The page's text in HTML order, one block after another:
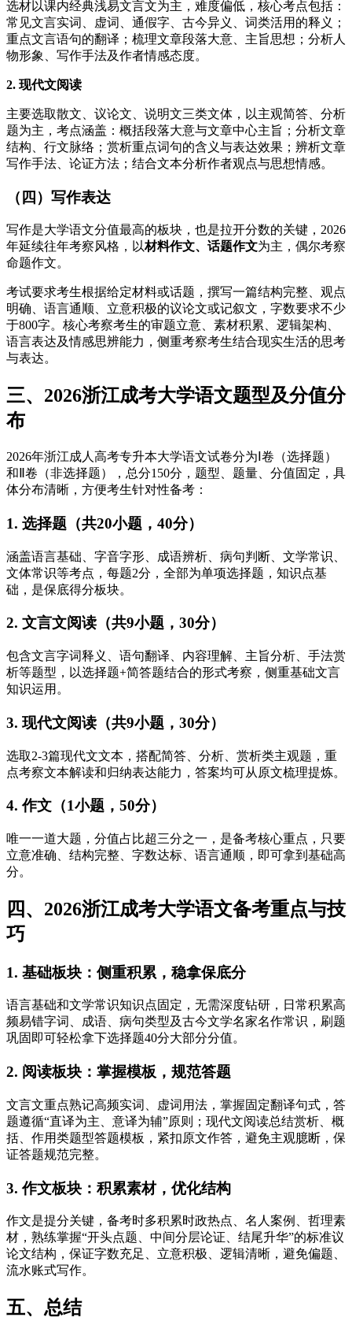
选材以课内经典浅易文言文为主，难度偏低，核心考点包括：
常见文言实词、虚词、通假字、古今异义、词类活用的释义；
重点文言语句的翻译；梳理文章段落大意、主旨思想；分析人
物形象、写作手法及作者情感态度。
2. 现代文阅读
主要选取散文、议论文、说明文三类文体，以主观简答、分析
题为主，考点涵盖：概括段落大意与文章中心主旨；分析文章
结构、行文脉络；赏析重点词句的含义与表达效果；辨析文章
写作手法、论证方法；结合文本分析作者观点与思想情感。
（四）写作表达
写作是大学语文分值最高的板块，也是拉开分数的关键，2026
年延续往年考察风格，以材料作文、话题作文为主，偶尔考察
命题作文。
考试要求考生根据给定材料或话题，撰写一篇结构完整、观点
明确、语言通顺、立意积极的议论文或记叙文，字数要求不少
于800字。核心考察考生的审题立意、素材积累、逻辑架构、
语言表达及情感思辨能力，侧重考察考生结合现实生活的思考
与表达。
三、2026浙江成考大学语文题型及分值分
布
2026年浙江成人高考专升本大学语文试卷分为Ⅰ卷（选择题）
和Ⅱ卷（非选择题），总分150分，题型、题量、分值固定，具
体分布清晰，方便考生针对性备考：
1. 选择题（共20小题，40分）
涵盖语言基础、字音字形、成语辨析、病句判断、文学常识、
文体常识等考点，每题2分，全部为单项选择题，知识点基
础，是保底得分板块。
2. 文言文阅读（共9小题，30分）
包含文言字词释义、语句翻译、内容理解、主旨分析、手法赏
析等题型，以选择题+简答题结合的形式考察，侧重基础文言
知识运用。
3. 现代文阅读（共9小题，30分）
选取2-3篇现代文文本，搭配简答、分析、赏析类主观题，重
点考察文本解读和归纳表达能力，答案均可从原文梳理提炼。
4. 作文（1小题，50分）
唯一一道大题，分值占比超三分之一，是备考核心重点，只要
立意准确、结构完整、字数达标、语言通顺，即可拿到基础高
分。
四、2026浙江成考大学语文备考重点与技
巧
1. 基础板块：侧重积累，稳拿保底分
语言基础和文学常识知识点固定，无需深度钻研，日常积累高
频易错字词、成语、病句类型及古今文学名家名作常识，刷题
巩固即可轻松拿下选择题40分大部分分值。
2. 阅读板块：掌握模板，规范答题
文言文重点熟记高频实词、虚词用法，掌握固定翻译句式，答
题遵循“直译为主、意译为辅”原则；现代文阅读总结赏析、概
括、作用类题型答题模板，紧扣原文作答，避免主观臆断，保
证答题规范完整。
3. 作文板块：积累素材，优化结构
作文是提分关键，备考时多积累时政热点、名人案例、哲理素
材，熟练掌握“开头点题、中间分层论证、结尾升华”的标准议
论文结构，保证字数充足、立意积极、逻辑清晰，避免偏题、
流水账式写作。
五、总结